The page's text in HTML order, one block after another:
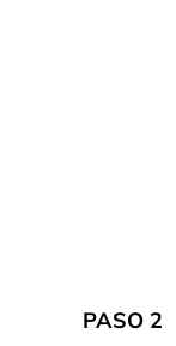
PASO 2